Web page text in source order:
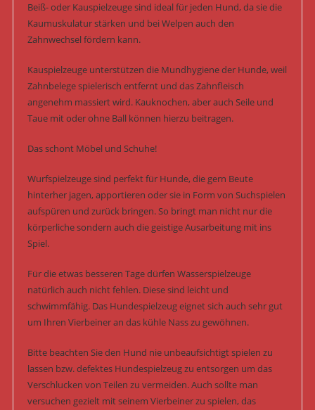
Beiß- oder Kauspielzeuge sind ideal für jeden Hund, da sie die
Kaumuskulatur stärken und bei Welpen auch den
Zahnwechsel fördern kann.
Kauspielzeuge unterstützen die Mundhygiene der Hunde, weil
Zahnbelege spielerisch entfernt und das Zahnfleisch
angenehm massiert wird. Kauknochen, aber auch Seile und
Taue mit oder ohne Ball können hierzu beitragen.
Das schont Möbel und Schuhe!
Wurfspielzeuge sind perfekt für Hunde, die gern Beute
hinterher jagen, apportieren oder sie in Form von Suchspielen
aufspüren und zurück bringen. So bringt man nicht nur die
körperliche sondern auch die geistige Ausarbeitung mit ins
Spiel.
Für die etwas besseren Tage dürfen Wasserspielzeuge
natürlich auch nicht fehlen. Diese sind leicht und
schwimmfähig. Das Hundespielzeug eignet sich auch sehr gut
um Ihren Vierbeiner an das kühle Nass zu gewöhnen.
Bitte beachten Sie den Hund nie unbeaufsichtigt spielen zu
lassen bzw. defektes Hundespielzeug zu entsorgen um das
Verschlucken von Teilen zu vermeiden. Auch sollte man
versuchen gezielt mit seinem Vierbeiner zu spielen, das